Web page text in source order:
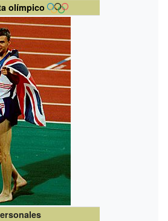
olímpico